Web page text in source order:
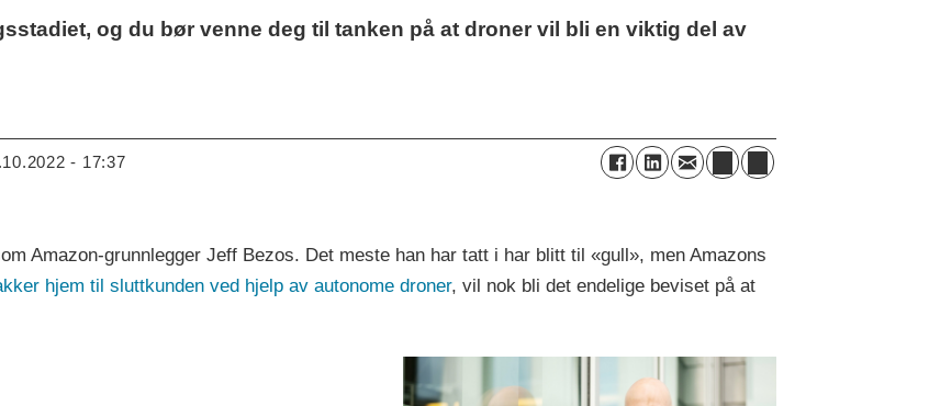
og du bør venne deg til tanken på at droner vil bli en viktig del av
- 17:37
Amazon-grunnlegger Jeff Bezos. Det meste han har tatt i har blitt til «gull», men Amazons
hjem til sluttkunden ved hjelp av autonome droner, vil nok bli det endelige beviset på at